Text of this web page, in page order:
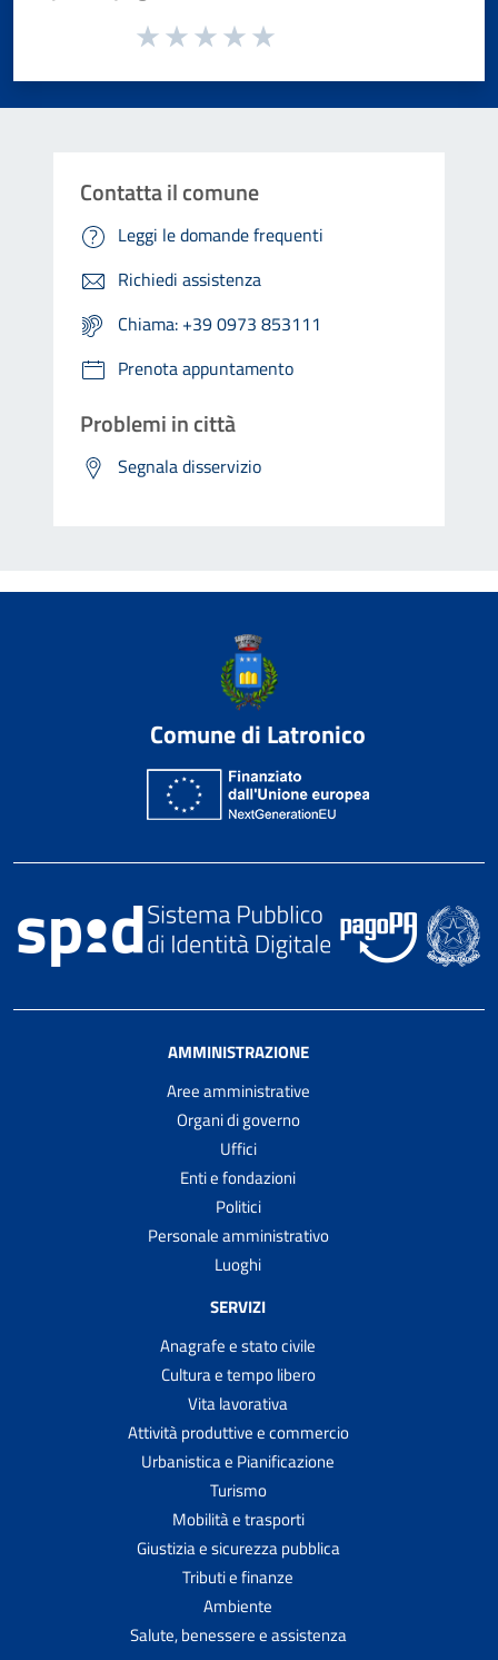
Valuta da 1 a 5 stelle la pagina
Contatta il comune
Leggi le domande frequenti
Richiedi assistenza
Chiama: +39 0973 853111
Prenota appuntamento
Problemi in città
Segnala disservizio
Comune di Latronico
AMMINISTRAZIONE
Aree amministrative
Organi di governo
Uffici
Enti e fondazioni
Politici
Personale amministrativo
Luoghi
SERVIZI
Anagrafe e stato civile
Cultura e tempo libero
Vita lavorativa
Attività produttive e commercio
Urbanistica e Pianificazione
Turismo
Mobilità e trasporti
Giustizia e sicurezza pubblica
Tributi e finanze
Ambiente
Salute, benessere e assistenza